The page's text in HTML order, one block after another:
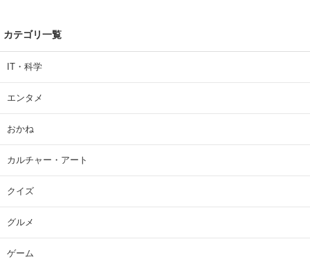
カテゴリ一覧
IT・科学
エンタメ
おかね
カルチャー・アート
クイズ
グルメ
ゲーム